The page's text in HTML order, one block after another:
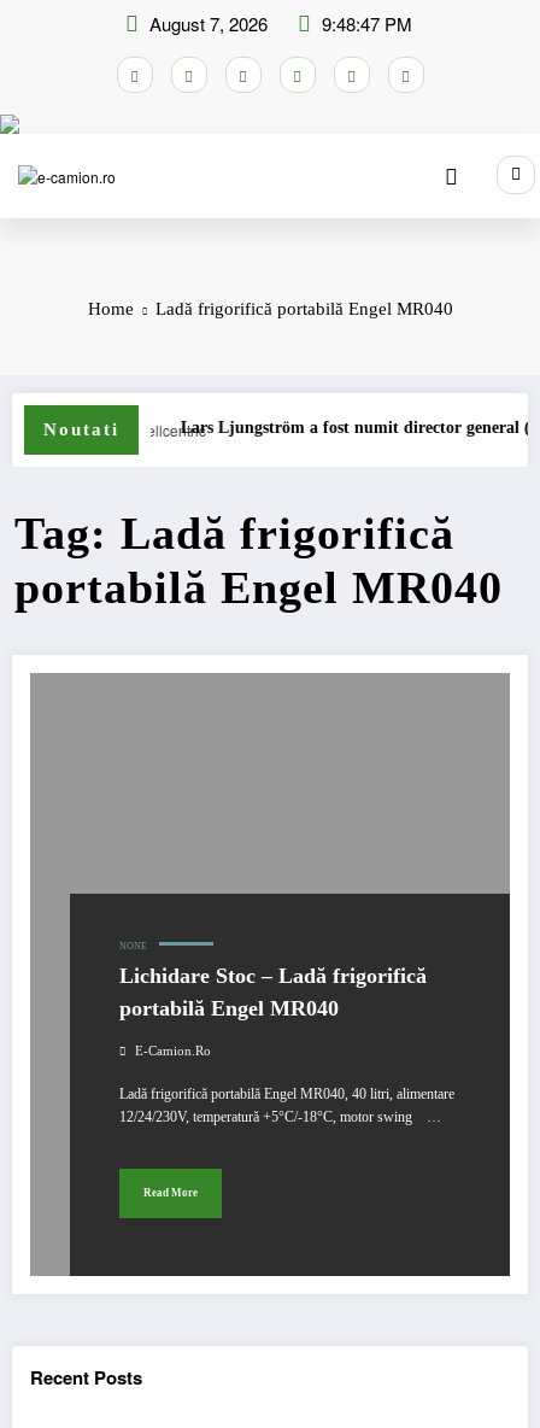
August 7, 2026 9:48:47 PM
Home Ladă frigorifică portabilă Engel MR040
Noutati Lars Ljungström a fost numit director general (CFO)
Tag: Ladă frigorifică
portabilă Engel MR040
NONE
Lichidare Stoc – Ladă frigorifică
portabilă Engel MR040
E-Camion.ro
Ladă frigorifică portabilă Engel MR040, 40 litri, alimentare
12/24/230V, temperatură +5°C/-18°C, motor swing …
Read More
Recent Posts